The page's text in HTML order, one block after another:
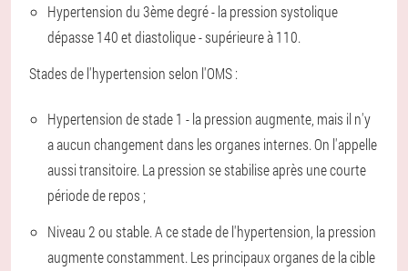
Hypertension du 3ème degré - la pression systolique
dépasse 140 et diastolique - supérieure à 110.
Stades de l'hypertension selon l'OMS :
Hypertension de stade 1 - la pression augmente, mais il n'y
a aucun changement dans les organes internes. On l'appelle
aussi transitoire. La pression se stabilise après une courte
période de repos ;
Niveau 2 ou stable. A ce stade de l'hypertension, la pression
augmente constamment. Les principaux organes de la cible